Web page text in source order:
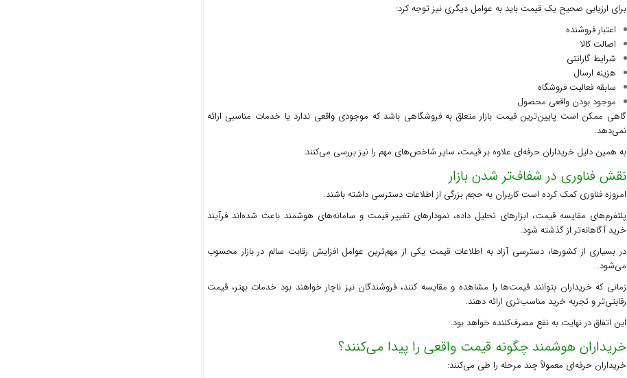
برای ارزیابی صحیح یک قیمت باید به عوامل دیگری نیز توجه کرد:
اعتبار فروشنده
اصالت کالا
شرایط گارانتی
هزینه ارسال
سابقه فعالیت فروشگاه
موجود بودن واقعی محصول
گاهی ممکن است پایین‌ترین قیمت بازار متعلق به فروشگاهی باشد که موجودی واقعی ندارد یا خدمات مناسبی ارائه
نمی‌دهد.
به همین دلیل خریداران حرفه‌ای علاوه بر قیمت، سایر شاخص‌های مهم را نیز بررسی می‌کنند.
نقش فناوری در شفاف‌تر شدن بازار
امروزه فناوری کمک کرده است کاربران به حجم بزرگی از اطلاعات دسترسی داشته باشند.
پلتفرم‌های مقایسه قیمت، ابزارهای تحلیل داده، نمودارهای تغییر قیمت و سامانه‌های هوشمند باعث شده‌اند فرآیند
خرید آگاهانه‌تر از گذشته شود.
در بسیاری از کشورها، دسترسی آزاد به اطلاعات قیمت یکی از مهم‌ترین عوامل افزایش رقابت سالم در بازار محسوب
می‌شود.
زمانی که خریداران بتوانند قیمت‌ها را مشاهده و مقایسه کنند، فروشندگان نیز ناچار خواهند بود خدمات بهتر، قیمت
رقابتی‌تر و تجربه خرید مناسب‌تری ارائه دهند.
این اتفاق در نهایت به نفع مصرف‌کننده خواهد بود.
خریداران هوشمند چگونه قیمت واقعی را پیدا می‌کنند؟
خریداران حرفه‌ای معمولاً چند مرحله را طی می‌کنند: